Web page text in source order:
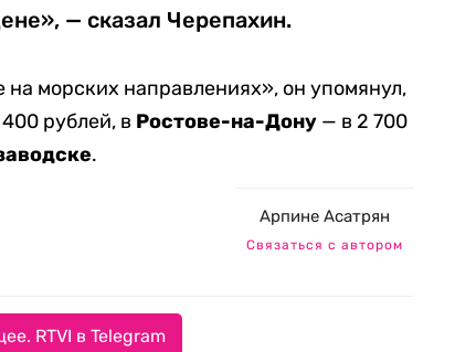
— сказал Черепахин.
на морских направлениях», он упомянул,
рублей, в Ростове-на-Дону — в 2 700
.
Арпине Асатрян
Связаться с автором
RTVI в Telegram